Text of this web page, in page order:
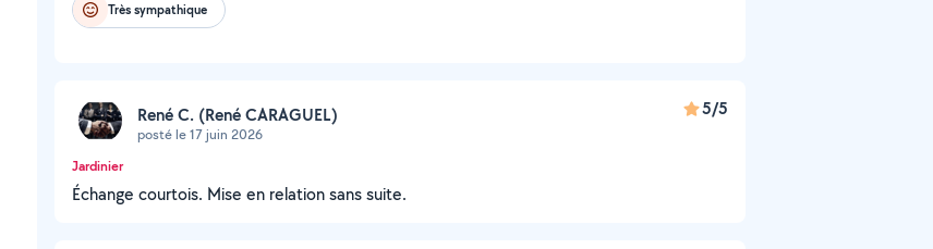
Très sympathique
René C. (René CARAGUEL)
posté le 17 juin 2026
5/5
Jardinier
Échange courtois. Mise en relation sans suite.